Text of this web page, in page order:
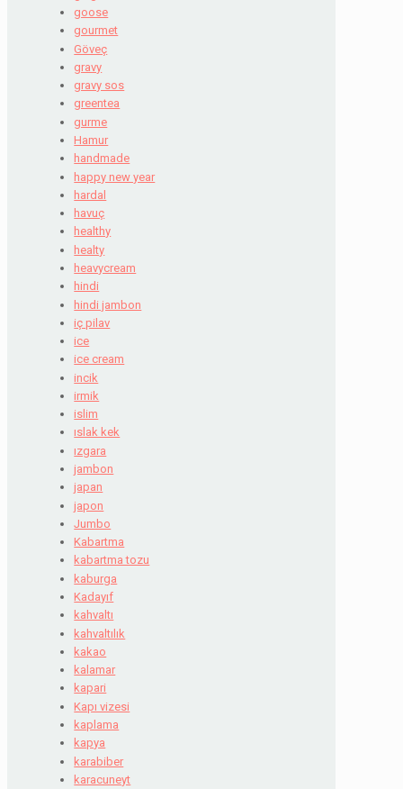
goose
gourmet
Göveç
gravy
gravy sos
greentea
gurme
Hamur
handmade
happy new year
hardal
havuç
healthy
healty
heavycream
hindi
hindi jambon
iç pilav
ice
ice cream
incik
irmik
islim
ıslak kek
ızgara
jambon
japan
japon
Jumbo
Kabartma
kabartma tozu
kaburga
Kadayıf
kahvaltı
kahvaltılık
kakao
kalamar
kapari
Kapı vizesi
kaplama
kapya
karabiber
karacuneyt